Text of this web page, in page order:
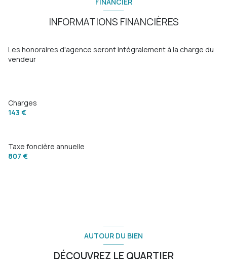
quartier Saint Roch
INFORMATIONS FINANCIÈRES
Les honoraires d'agence seront intégralement à la charge du
vendeur
Charges
143 €
Taxe foncière annuelle
807 €
AUTOUR DU BIEN
DÉCOUVREZ LE QUARTIER